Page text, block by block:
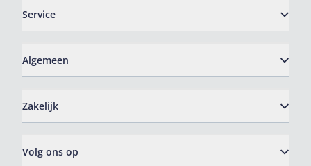
Service
Algemeen
Zakelijk
Volg ons op